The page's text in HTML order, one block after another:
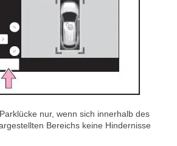
nur, wenn sich innerhalb des
Bereichs keine Hindernisse